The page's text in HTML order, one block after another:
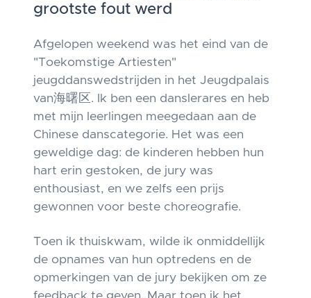
grootste fout werd
Afgelopen weekend was het eind van de
"Toekomstige Artiesten"
jeugddanswedstrijden in het Jeugdpalais
van海曙区. Ik ben een danslerares en heb
met mijn leerlingen meegedaan aan de
Chinese danscategorie. Het was een
geweldige dag: de kinderen hebben hun
hart erin gestoken, de jury was
enthousiast, en we zelfs een prijs
gewonnen voor beste choreografie.
Toen ik thuiskwam, wilde ik onmiddellijk
de opnames van hun optredens en de
opmerkingen van de jury bekijken om ze